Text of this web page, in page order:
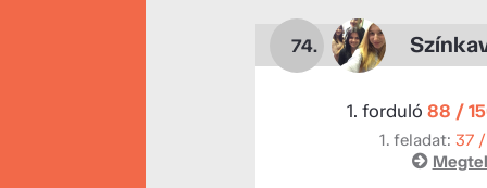
74.
1. forduló 88 /
1. feladat: 37